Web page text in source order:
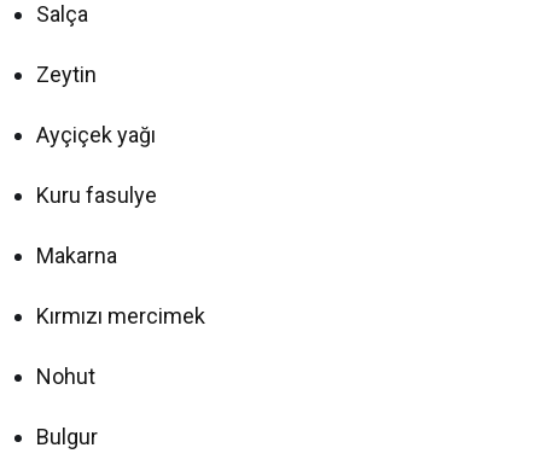
Salça
Zeytin
Ayçiçek yağı
Kuru fasulye
Makarna
Kırmızı mercimek
Nohut
Bulgur